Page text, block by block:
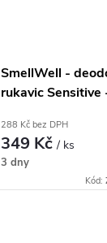
SmellWell -
rukavic Sensitive
288 Kč bez DPH
349 Kč/ ks
3 dny
Kód: